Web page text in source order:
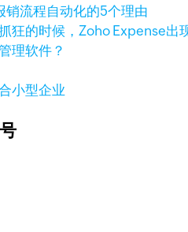
销流程自动化的5个理由
狂的时候，Zoho Expense出
理软件？
小型企业